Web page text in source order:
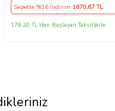
Sepette %16 İndirim 1670,67 TL
178,20 TL'den Başlayan Taksitlerle